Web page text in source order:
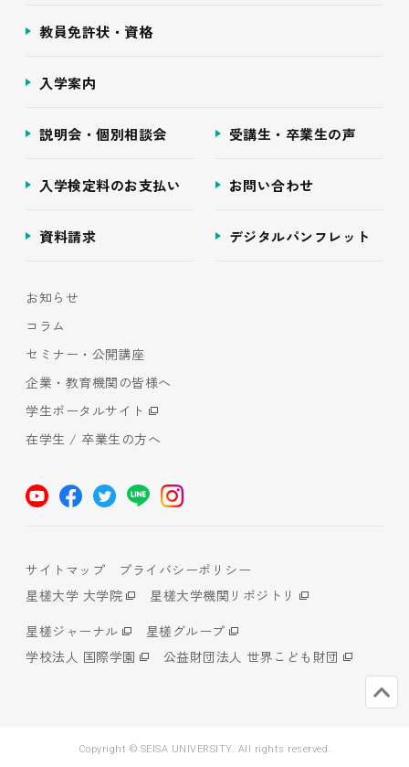
教員免許状・資格
入学案内
説明会・個別相談会 受講生・卒業生の声
入学検定料のお支払い お問い合わせ
資料請求 デジタルパンフレット
お知らせ
コラム
セミナー・公開講座
企業・教育機関の皆様へ
学生ポータルサイト
在学生 / 卒業生の方へ
サイトマップ
プライバシーポリシー
星槎大学 大学院
星槎大学機関リポジトリ
星槎ジャーナル
星槎グループ
学校法人 国際学園
公益財団法人 世界こども財団
Copyright © SEISA UNIVERSITY. All rights reserved.